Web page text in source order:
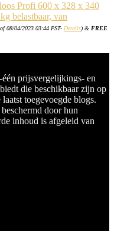
Profi 600 x 328 x 340
belastbaar, van
08/04/2023 03:44 PST- Details) & FREE
prijsvergelijkings- en
die beschikbaar zijn op
toegevoegde blogs.
door hun
inhoud is afgeleid van